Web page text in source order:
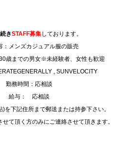
きSTAFF募集しております。
：メンズカジュアル服の販売
歳までの男女※未経験者、女性も歓迎
, SUNVELOCITY
勤務時間：応相談
給与： 応相談
を下記住所まで郵送または持参下さい。
て頂く方のみにご連絡させて頂きます。